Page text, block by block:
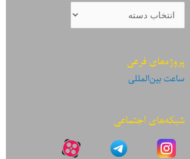
دسته‌بندی
نوشته‌ها
پروژه‌های فرعی
ساعت بین‌المللی
شبکه‌های اجتماعی